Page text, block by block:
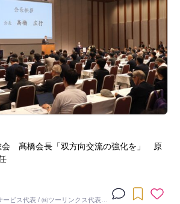
会 髙橋会長「双方向交流の強化を」 原
ビス代表 / ㈱ツーリンクス代表取